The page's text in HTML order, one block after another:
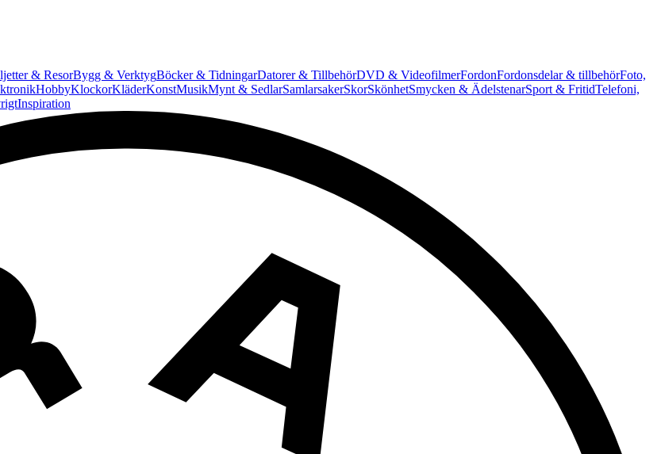
& ResorBygg & VerktygBöcker & TidningarDatorer & TillbehörDVD & VideofilmerFordonFordonsdelar & tillbehörFoto,
HobbyKlockorKläderKonstMusikMynt & SedlarSamlarsakerSkorSkönhetSmycken & ÄdelstenarSport & FritidTelefoni,
Inspiration